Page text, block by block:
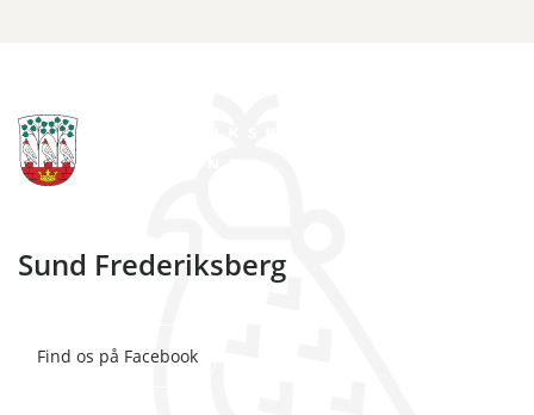
Sund Frederiksberg
Find os på Facebook